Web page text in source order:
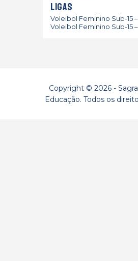
Ligas
Voleibol Feminino Sub-15
Voleibol Feminino Sub-15
Copyright © 2026 -
Educação. Todos os